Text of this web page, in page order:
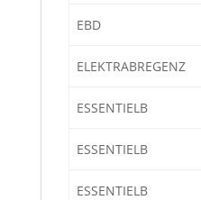
EBD
ELEKTRABREGENZ
ESSENTIELB
ESSENTIELB
ESSENTIELB